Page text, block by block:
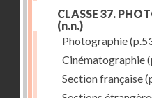
CLASSE 37.
(n.n.)
Photographie
Cinématographie
Section française